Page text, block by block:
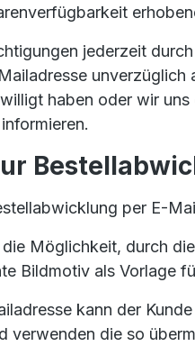
jederzeit
haben oder wir
per E-
Möglichkeit, durch
Bildmotiv als Vorlage
kann der
verwenden die so